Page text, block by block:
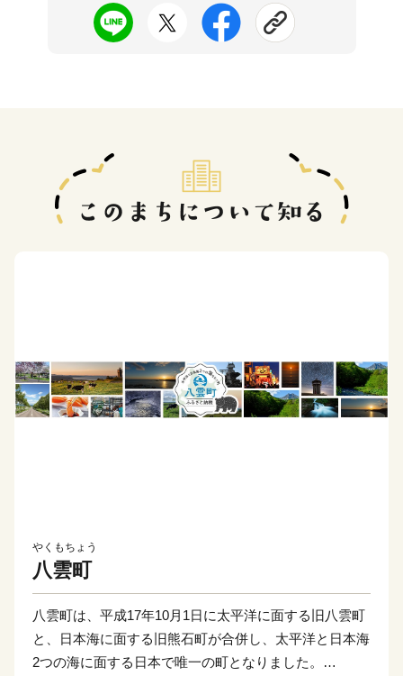
やくもちょう
八雲町
八雲町は、平成17年10月1日に太平洋に面する旧八雲町
と、日本海に面する旧熊石町が合併し、太平洋と日本海
2つの海に面する日本で唯一の町となりました。